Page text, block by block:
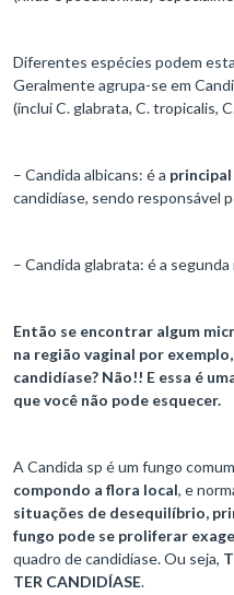
Diferentes espécies podem
Geralmente agrupa-se em
(inclui C. glabrata, C. tropicalis,
– Candida albicans: é a
candidíase, sendo responsável
– Candida glabrata: é a segunda
Então se encontrar algum
na região vaginal por
candidíase? Não!! E essa é
que você não pode esquecer.
A Candida sp é um fungo
compondo a flora local, e
situações de desequilíbrio,
fungo pode se proliferar
quadro de candidíase. Ou seja,
TER CANDIDÍASE.